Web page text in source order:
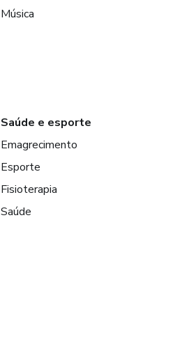
Música
Saúde e esporte
Emagrecimento
Esporte
Fisioterapia
Saúde